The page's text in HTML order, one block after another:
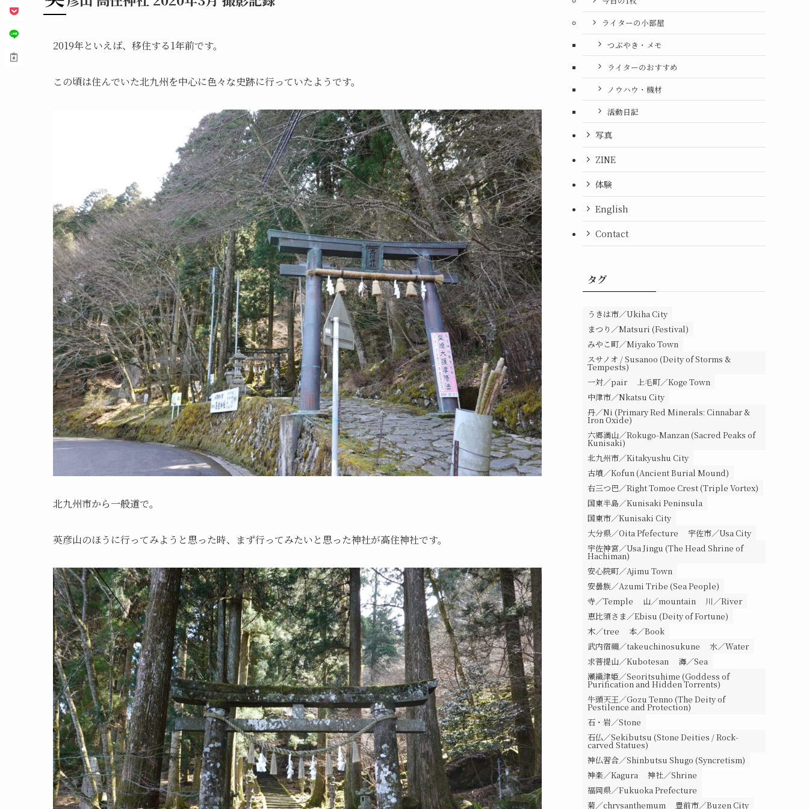
2019年といえば、移住する1年前です。
この頃は住んでいた北九州を中心に色々な史跡に行っていたようです。
北九州市から一般道で。
英彦山のほうに行ってみようと思った時、まず行ってみたいと思った神社が高住神社です。
ライターの小部屋
つぶやき・メモ
ライターのおすすめ
ノウハウ・機材
活動日記
写真
ZINE
体験
English
Contact
タグ
うきは市／Ukiha City
まつり／Matsuri (Festival)
みやこ町／Miyako Town
スサノオ / Susanoo (Deity of Storms &
Tempests)
一対／pair
上毛町／Koge Town
中津市／Nkatsu City
丹／Ni (Primary Red Minerals: Cinnabar &
Iron Oxide)
六郷満山／Rokugo-Manzan (Sacred Peaks of
Kunisaki)
北九州市／Kitakyushu City
古墳／Kofun (Ancient Burial Mound)
右三つ巴／Right Tomoe Crest (Triple Vortex)
国東半島／Kunisaki Peninsula
国東市／Kunisaki City
大分県／Oita Pfefecture
宇佐市／Usa City
宇佐神宮／Usa Jingu (The Head Shrine of
Hachiman)
安心院町／Ajimu Town
安曇族／Azumi Tribe (Sea People)
寺／Temple
山／mountain
川／River
恵比須さま／Ebisu (Deity of Fortune)
木／tree
本／Book
武内宿禰／takeuchinosukune
水／Water
求菩提山／Kubotesan
海／Sea
瀬織津姫／Seoritsuhime (Goddess of
Purification and Hidden Torrents)
牛頭天王／Gozu Tenno (The Deity of
Pestilence and Protection)
石・岩／Stone
石仏／Sekibutsu (Stone Deities / Rock-
carved Statues)
神仏習合／Shinbutsu Shugo (Syncretism)
神楽／Kagura
神社／Shrine
福岡県／Fukuoka Prefecture
菊／chrysanthemum
豊前市／Buzen City